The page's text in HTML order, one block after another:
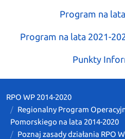
Program na
Program na lata 2021-
Punkty
RPO WP 2014-2020
Regionalny Program
Pomorskiego na lata 2014-2020
Poznaj zasady działania RPO